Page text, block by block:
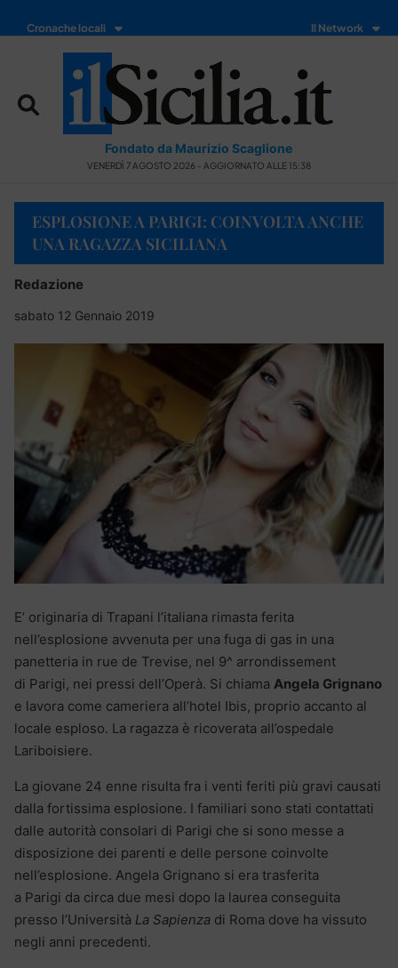
Cronache locali Il Network
Fondato da Maurizio Scaglione
VENERDÌ 7 AGOSTO 2026 - AGGIORNATO ALLE 15:38
ESPLOSIONE A PARIGI: COINVOLTA ANCHE
UNA RAGAZZA SICILIANA
Redazione
sabato 12 Gennaio 2019
E’ originaria di Trapani l’italiana rimasta ferita
nell’esplosione avvenuta per una fuga di gas in una
panetteria in rue de Trevise, nel 9^ arrondissement
di Parigi, nei pressi dell’Operà. Si chiama Angela Grignano
e lavora come cameriera all’hotel Ibis, proprio accanto al
locale esploso. La ragazza è ricoverata all’ospedale
Lariboisiere.
La giovane 24 enne risulta fra i venti feriti più gravi causati
dalla fortissima esplosione. I familiari sono stati contattati
dalle autorità consolari di Parigi che si sono messe a
disposizione dei parenti e delle persone coinvolte
nell’esplosione. Angela Grignano si era trasferita
a Parigi da circa due mesi dopo la laurea conseguita
presso l’Università La Sapienza di Roma dove ha vissuto
negli anni precedenti.